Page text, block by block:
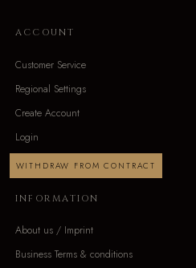
ACCOUNT
Customer Service
Regional Settings
Create Account
Login
WITHDRAW FROM CONTRACT
INFORMATION
About us / Imprint
Business Terms & conditions